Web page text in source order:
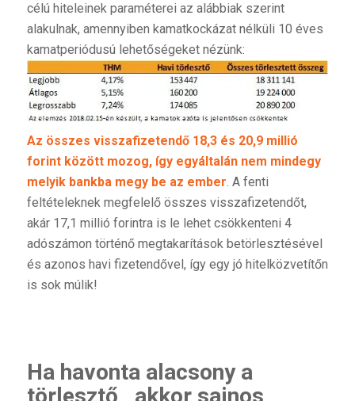
célú hiteleinek paraméterei az alábbiak szerint
alakulnak, amennyiben kamatkockázat nélküli 10 éves
kamatperiódusú lehetőségeket nézünk:
Az összes visszafizetendő 18,3 és 20,9 millió
forint között mozog, így egyáltalán nem mindegy
melyik bankba megy be az ember. A fenti
feltételeknek megfelelő összes visszafizetendőt,
akár 17,1 millió forintra is le lehet csökkenteni 4
adószámon történő megtakarítások betörlesztésével
és azonos havi fizetendővel, így egy jó hitelközvetítőn
is sok múlik!
Ha havonta alacsony a
törlesztő, akkor sajnos